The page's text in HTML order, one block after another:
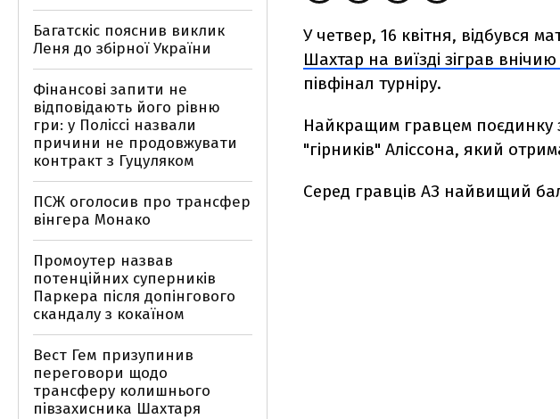
У четвер, 16 квітня, відбувся
Шахтар на виїзді зіграв внічию
півфінал турніру.
Найкращим гравцем поєдинку
"гірників" Аліссона, який
Серед гравців АЗ найвищий
Багатскіс пояснив виклик
Леня до збірної України
Фінансові запити не
відповідають його рівню
гри: у Поліссі назвали
причини не продовжувати
контракт з Гуцуляком
ПСЖ оголосив про трансфер
вінгера Монако
Промоутер назвав
потенційних суперників
Паркера після допінгового
скандалу з кокаїном
Вест Гем призупинив
переговори щодо
трансферу колишнього
півзахисника Шахтаря